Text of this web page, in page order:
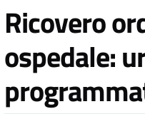
Ricovero
ospedale: